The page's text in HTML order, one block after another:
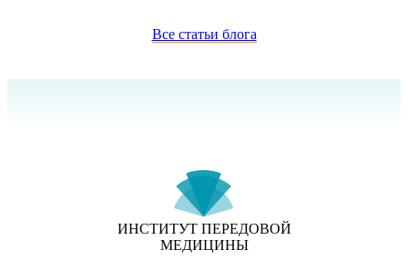
Все статьи блога
ИНСТИТУТ ПЕРЕДОВОЙ
МЕДИЦИНЫ